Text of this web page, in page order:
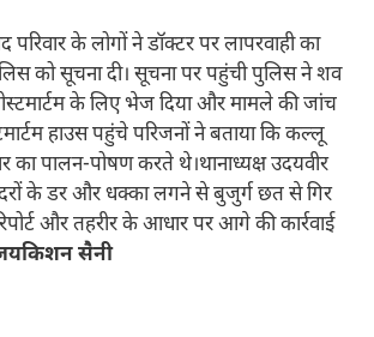
के लोगों ने डॉक्टर पर लापरवाही का
को सूचना दी। सूचना पर पहुंची पुलिस ने शव
के लिए भेज दिया और मामले की जांच
हाउस पहुंचे परिजनों ने बताया कि कल्लू
का पालन-पोषण करते थे।थानाध्यक्ष उदयवीर
के डर और धक्का लगने से बुजुर्ग छत से गिर
और तहरीर के आधार पर आगे की कार्रवाई
जयकिशन सैनी